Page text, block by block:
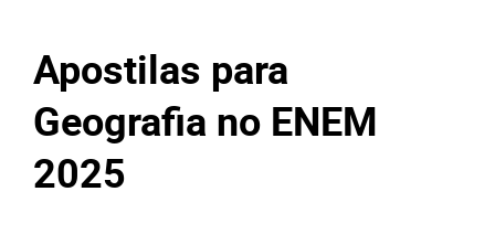
Apostilas para
Geografia no ENEM
2025